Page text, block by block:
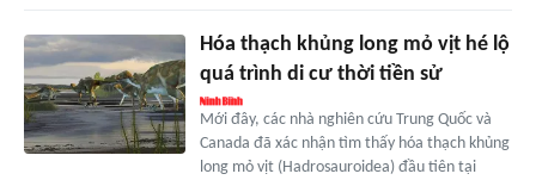
Hóa thạch khủng long mỏ vịt hé lộ
quá trình di cư thời tiền sử
Mới đây, các nhà nghiên cứu Trung Quốc và
Canada đã xác nhận tìm thấy hóa thạch khủng
long mỏ vịt (Hadrosauroidea) đầu tiên tại